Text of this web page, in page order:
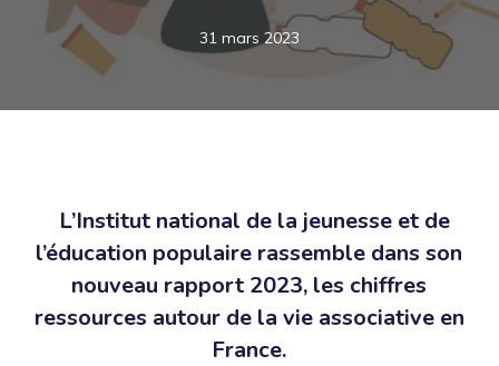
31 mars 2023
L’Institut national de la jeunesse et de
l’éducation populaire rassemble dans son
nouveau rapport 2023, les chiffres
ressources autour de la vie associative en
France.